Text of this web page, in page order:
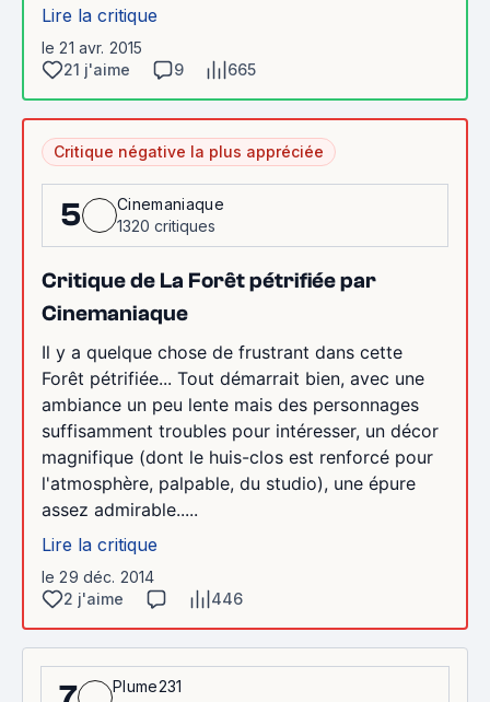
Lire la critique
le 21 avr. 2015
21 j'aime
9 665
Critique négative la plus appréciée
5
Cinemaniaque
1320 critiques
Critique de La Forêt pétrifiée par
Cinemaniaque
Il y a quelque chose de frustrant dans cette
Forêt pétrifiée... Tout démarrait bien, avec une
ambiance un peu lente mais des personnages
suffisamment troubles pour intéresser, un décor
magnifique (dont le huis-clos est renforcé pour
l'atmosphère, palpable, du studio), une épure
assez admirable.....
Lire la critique
le 29 déc. 2014
2 j'aime
446
Plume231